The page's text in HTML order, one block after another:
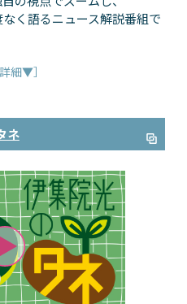
く語るニュース解説番組で
細▼］
ネ